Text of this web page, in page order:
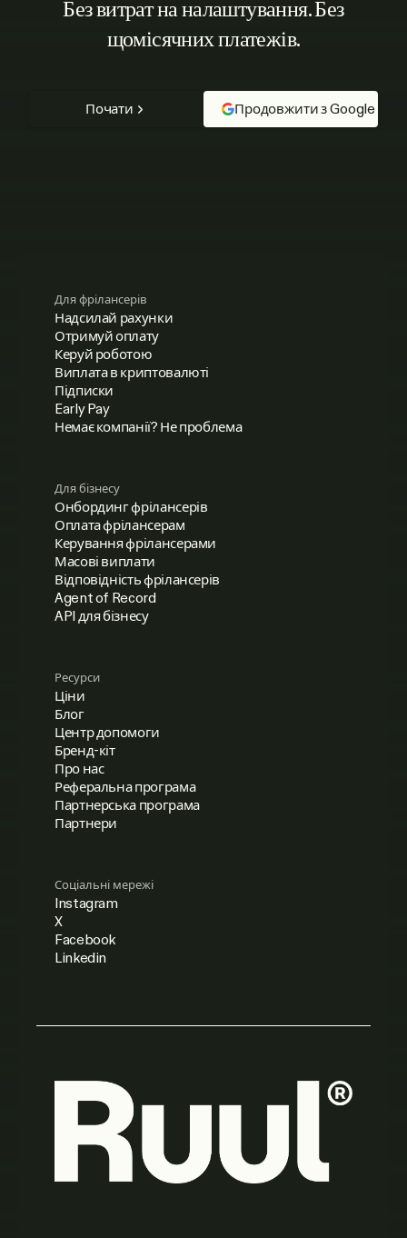
Без витрат на налаштування. Без
щомісячних платежів.
Почати Продовжити з Google
Для фрілансерів
Надсилай рахунки
Отримуй оплату
Керуй роботою
Виплата в криптовалюті
Підписки
Early Pay
Немає компанії? Не проблема
Для бізнесу
Онбординг фрілансерів
Оплата фрілансерам
Керування фрілансерами
Масові виплати
Відповідність фрілансерів
Agent of Record
API для бізнесу
Ресурси
Ціни
Блог
Центр допомоги
Бренд-кіт
Про нас
Реферальна програма
Партнерська програма
Партнери
Соціальні мережі
Instagram
X
Facebook
Linkedin